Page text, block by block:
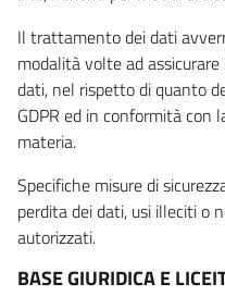
Il trattamento dei dati
modalità volte ad
dati, nel rispetto di quanto
GDPR ed in conformità con
materia.
Specifiche misure di
perdita dei dati, usi illeciti o
autorizzati.
BASE GIURIDICA E